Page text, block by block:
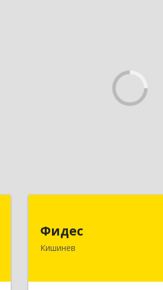
Фидес
Кишинев
МОЛДОВА,
г.Кишинев, ул.Василе